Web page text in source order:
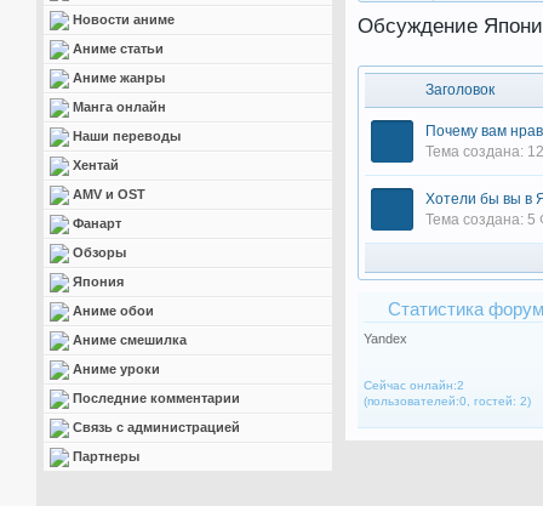
Новости аниме
Аниме статьи
Аниме жанры
Манга онлайн
Наши переводы
Хентай
AMV и OST
Фанарт
Обзоры
Япония
Аниме обои
Аниме смешилка
Аниме уроки
Последние комментарии
Связь с администрацией
Партнеры
Обсуждение
Заголовок
Почему вам
Тема создана:
Хотели бы вы в
Тема создана: 5
Статистика
Yandex
Сейчас онлайн:2
(пользователей:0, гостей: 2)